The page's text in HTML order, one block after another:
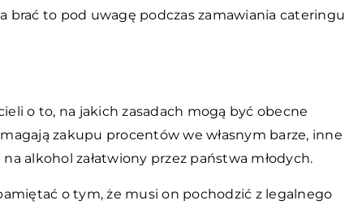
brać to pod uwagę podczas zamawiania cateringu
o to, na jakich zasadach mogą być obecne
zakupu procentów we własnym barze, inne
alkohol załatwiony przez państwa młodych.
o tym, że musi on pochodzić z legalnego